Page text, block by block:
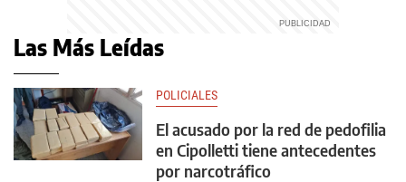
Las Más Leídas
POLICIALES
El acusado por la red de pedofilia
en Cipolletti tiene antecedentes
por narcotráfico